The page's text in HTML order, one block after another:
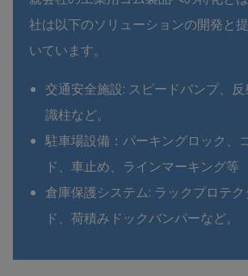
社は以下のソリューションの開発と
いています。
交通安全施設: スピードバンプ、
識柱など。
駐車場設備：パーキングロック、
ド、車止め、ラインマーキング等
倉庫保護システム: ラックプロテ
ド、荷積みドックバンパーなど。